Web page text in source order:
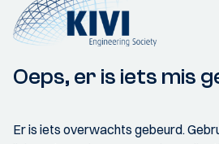
Oeps, er is iets mis
Er is iets overwachts gebeurd.